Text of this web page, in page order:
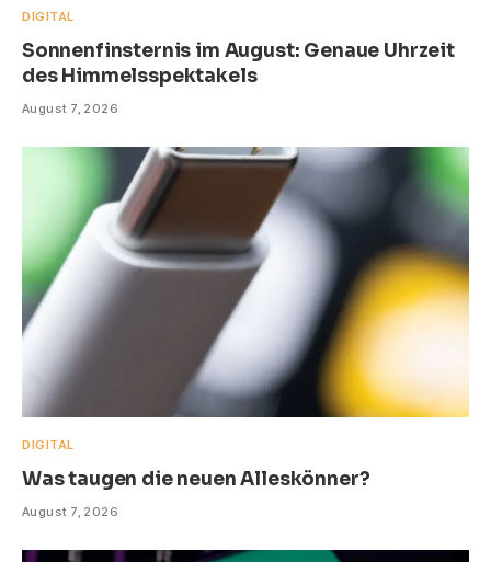
DIGITAL
Sonnenfinsternis im August: Genaue Uhrzeit
des Himmelsspektakels
August 7, 2026
DIGITAL
Was taugen die neuen Alleskönner?
August 7, 2026